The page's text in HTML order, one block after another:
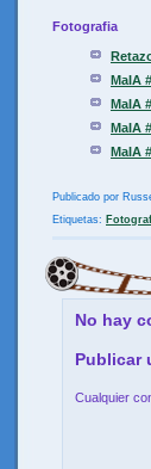
Fotografia
MaIA
MaIA
MaIA
MaIA
Publicado por
Etiquetas:
No hay
Publicar
Cualquier